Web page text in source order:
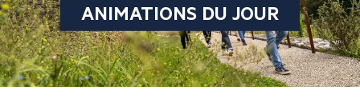
ANIMATIONS DU JOUR